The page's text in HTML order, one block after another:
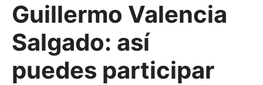
Guillermo Valencia
Salgado: así
puedes participar